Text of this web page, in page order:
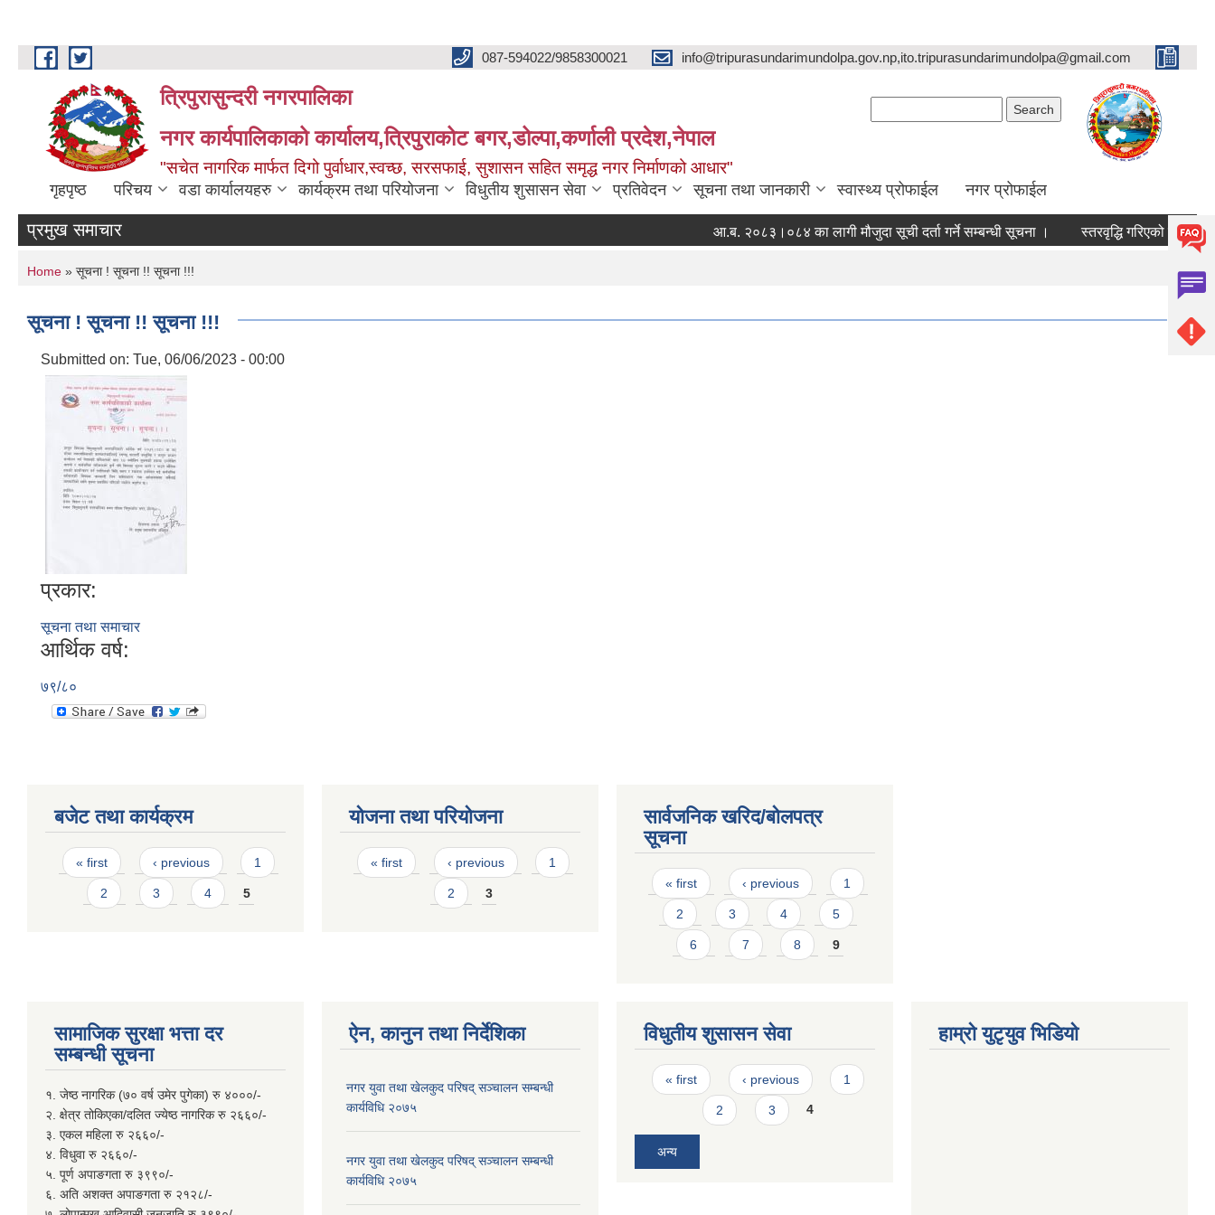
Skip to main content 087-594022/9858300021 info@tripurasundarimundolpa.gov.np,ito.tripurasundarimundolpa@gmail.com
त्रिपुरासुन्दरी नगरपालिका
नगर कार्यपालिकाको कार्यालय,त्रिपुराकोट बगर,डोल्पा,कर्णाली प्रदेश,नेपाल
"सचेत नागरिक मार्फत दिगो पुर्वाधार,स्वच्छ, सरसफाई, सुशासन सहित समृद्ध नगर निर्माणको आधार"
गृहपृष्ठ परिचय वडा कार्यालयहरु कार्यक्रम तथा परियोजना विधुतीय शुसासन सेवा प्रतिवेदन सूचना तथा जानकारी स्वास्थ्य प्रोफाईल नगर प्रोफाईल
प्रमुख समाचार आ.ब. २०८३।०८४ का लागी मौजुदा सूची दर्ता गर्ने सम्बन्धी सूचना । स्तरवृद्धि गरिएको सम्बन्धमा ।
You are here
Home » सूचना ! सूचना !! सूचना !!!
सूचना ! सूचना !! सूचना !!!
Submitted on: Tue, 06/06/2023 - 00:00
प्रकार:
सूचना तथा समाचार
आर्थिक वर्ष:
७९/८०
बजेट तथा कार्यक्रम
Pages
« first ‹ previous 1
2 3 4 5
योजना तथा परियोजना
Pages
« first ‹ previous 1
2 3
सार्वजनिक खरिद/बोलपत्र
सूचना
Pages
« first ‹ previous 1
2 3 4 5
6 7 8 9
सामाजिक सुरक्षा भत्ता दर
सम्बन्धी सूचना
१. जेष्ठ नागरिक (७० वर्ष उमेर पुगेका) रु ४०००/-
२. क्षेत्र तोकिएका/दलित ज्येष्ठ नागरिक रु २६६०/-
३. एकल महिला रु २६६०/-
४. विधुवा रु २६६०/-
५. पूर्ण अपाङगता रु ३९९०/-
६. अति अशक्त अपाङगता रु २१२८/-
ऐन, कानुन तथा निर्देशिका
नगर युवा तथा खेलकुद परिषद् सञ्चालन सम्बन्धी
कार्यविधि २०७५
नगर युवा तथा खेलकुद परिषद् सञ्चालन सम्बन्धी
कार्यविधि २०७५
विधुतीय शुसासन सेवा
Pages
« first ‹ previous 1
2 3 4
अन्य
हाम्राे युटृयुव भिडियाे